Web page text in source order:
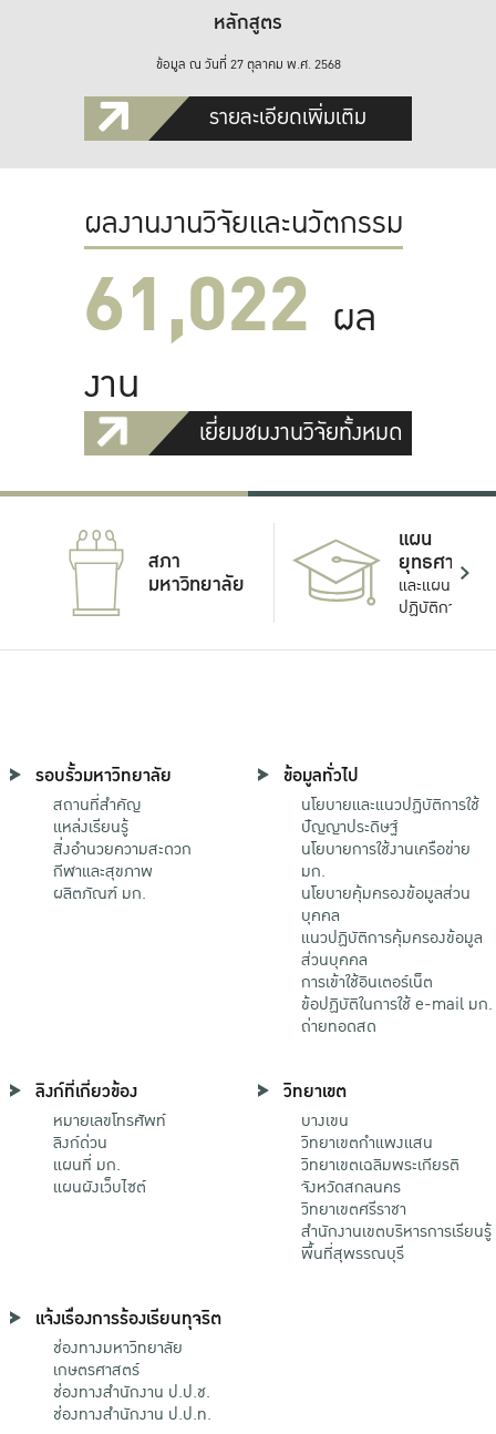
หลักสูตร
ข้อมูล ณ วันที่ 27 ตุลาคม พ.ศ. 2568
รายละเอียดเพิ่มเติม
ผลงานงานวิจัยและนวัตกรรม
61,022 ผล
งาน
เยี่ยมชมงานวิจัยทั้งหมด
สภา
มหาวิทยาลัย
แผน
ยุทธศาสตร์
และแผน
ปฏิบัติการ
รอบรั้วมหาวิทยาลัย
สถานที่สำคัญ
แหล่งเรียนรู้
สิ่งอำนวยความสะดวก
กีฬาและสุขภาพ
ผลิตภัณฑ์ มก.
ข้อมูลทั่วไป
นโยบายและแนวปฏิบัติการใช้
ปัญญาประดิษฐ์
นโยบายการใช้งานเครือข่าย
มก.
นโยบายคุ้มครองข้อมูลส่วน
บุคคล
แนวปฏิบัติการคุ้มครองข้อมูล
ส่วนบุคคล
การเข้าใช้อินเตอร์เน็ต
ข้อปฏิบัติในการใช้ e-mail มก.
ถ่ายทอดสด
ลิงก์ที่เกี่ยวข้อง
หมายเลขโทรศัพท์
ลิงก์ด่วน
แผนที่ มก.
แผนผังเว็บไซต์
วิทยาเขต
บางเขน
วิทยาเขตกําแพงแสน
วิทยาเขตเฉลิมพระเกียรติ
จังหวัดสกลนคร
วิทยาเขตศรีราชา
สำนักงานเขตบริหารการเรียนรู้
พื้นที่สุพรรณบุรี
แจ้งเรื่องการร้องเรียนทุจริต
ช่องทางมหาวิทยาลัย
เกษตรศาสตร์
ช่องทางสำนักงาน ป.ป.ช.
ช่องทางสำนักงาน ป.ป.ท.